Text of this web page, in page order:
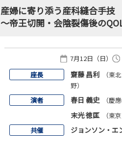
産婦に寄り添う産科縫合手技
～帝王切開・会陰裂傷後の
7月12日（日）
座長
齋藤 昌利
（東
野）
演者
春日 義史 （慶
末光 徳匡
（東
共催
ジョンソン・エ